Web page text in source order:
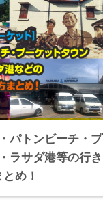
パトンビーチ・プ
ラサダ港等の行き
め！